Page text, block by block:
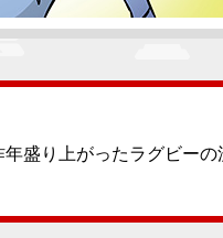
盛り上がったラグビーの